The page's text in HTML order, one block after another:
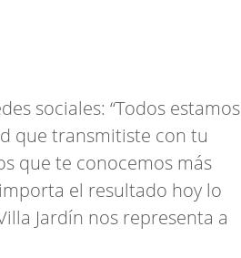
sociales: “Todos estamos
que transmitiste con tu
que te conocemos más
el resultado hoy lo
Jardín nos representa a